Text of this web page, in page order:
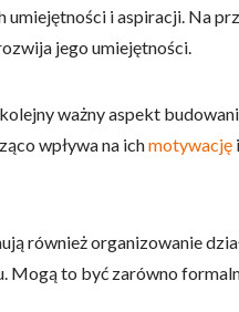
umiejętności i aspiracji. Na
jego umiejętności.
ważny aspekt
wpływa na ichmotywację
również organizowanie
Mogą to być zarówno
pliki cookie, to pliki, które są